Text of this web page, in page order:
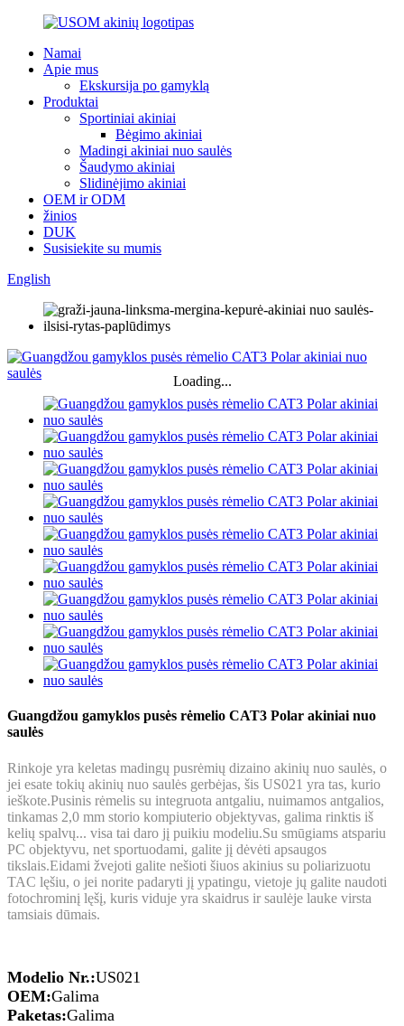
Namai
Apie mus
Ekskursija po gamyklą
Produktai
Sportiniai akiniai
Bėgimo akiniai
Madingi akiniai nuo saulės
Šaudymo akiniai
Slidinėjimo akiniai
OEM ir ODM
žinios
DUK
Susisiekite su mumis
English
Loading...
Guangdžou gamyklos pusės rėmelio CAT3 Polar akiniai nuo
saulės
Rinkoje yra keletas madingų pusrėmių dizaino akinių nuo saulės, o
jei esate tokių akinių nuo saulės gerbėjas, šis US021 yra tas, kurio
ieškote.Pusinis rėmelis su integruota antgaliu, nuimamos antgalios,
tinkamas 2,0 mm storio kompiuterio objektyvas, galima rinktis iš
kelių spalvų... visa tai daro jį puikiu modeliu.Su smūgiams atspariu
PC objektyvu, net sportuodami, galite jį dėvėti apsaugos
tikslais.Eidami žvejoti galite nešioti šiuos akinius su poliarizuotu
TAC lęšiu, o jei norite padaryti jį ypatingu, vietoje jų galite naudoti
fotochrominį lęšį, kuris viduje yra skaidrus ir saulėje lauke virsta
tamsiais dūmais.
Modelio Nr.:US021
OEM:Galima
Paketas:Galima